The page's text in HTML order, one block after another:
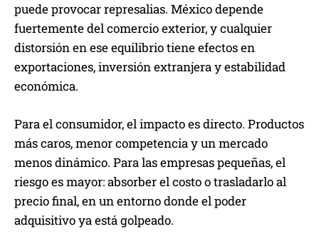
puede provocar represalias. México depende
fuertemente del comercio exterior, y cualquier
distorsión en ese equilibrio tiene efectos en
exportaciones, inversión extranjera y estabilidad
económica.
Para el consumidor, el impacto es directo. Productos
más caros, menor competencia y un mercado
menos dinámico. Para las empresas pequeñas, el
riesgo es mayor: absorber el costo o trasladarlo al
precio final, en un entorno donde el poder
adquisitivo ya está golpeado.